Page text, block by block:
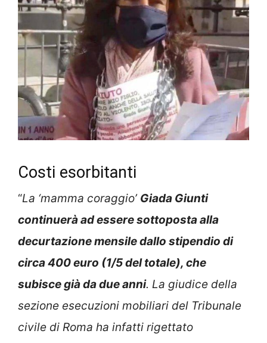
Costi esorbitanti
“La ‘mamma coraggio’ Giada Giunti
continuerà ad essere sottoposta alla
decurtazione mensile dallo stipendio di
circa 400 euro (1/5 del totale), che
subisce già da due anni. La giudice della
sezione esecuzioni mobiliari del Tribunale
civile di Roma ha infatti rigettato